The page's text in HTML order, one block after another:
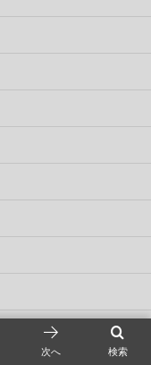
検索
次へ